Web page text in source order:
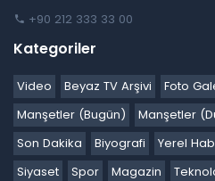
+90 212 333 33 00
Kategoriler
Video Beyaz TV Arşivi Foto
Manşetler (Bugün)
Manşetler
Son Dakika
Biyografi Yerel
Siyaset
Spor Magazin